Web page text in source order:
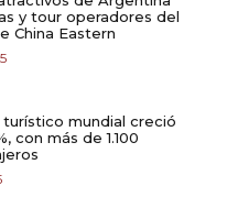
y tour operadores del
China Eastern
mundial creció
con más de 1.100